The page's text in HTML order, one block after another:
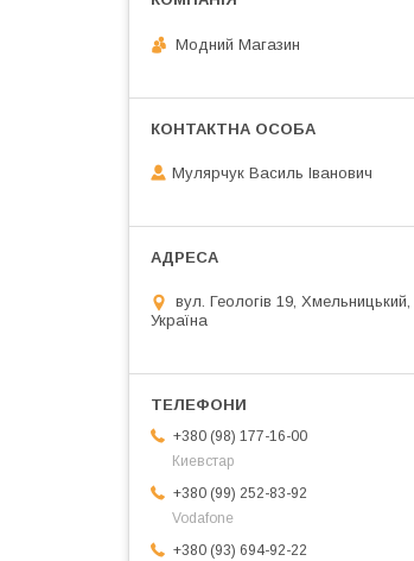
Модний Магазин
Мулярчук Василь Іванович
вул. Геологів 19, Хмельницький,
Україна
+380 (98) 177-16-00
Киевстар
+380 (99) 252-83-92
Vodafone
+380 (93) 694-92-22